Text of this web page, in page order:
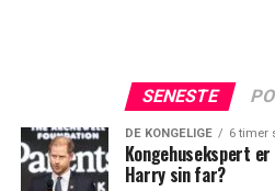
SENESTE
DE KONGELIGE 6 timer
Kongehusekspert
Harry sin far?